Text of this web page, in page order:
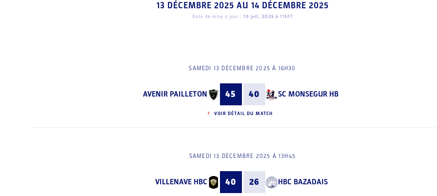
13 DÉCEMBRE 2025 AU 14 DÉCEMBRE 2025
Date de mise à jour : 10 juil. 2026 à 11h17
SAMEDI 13 DÉCEMBRE 2025 À 16H30
AVENIR PAILLETON 45 40 SC MONSEGUR HB
VOIR DÉTAIL DU MATCH
SAMEDI 13 DÉCEMBRE 2025 À 13H45
VILLENAVE HBC 40 26 HBC BAZADAIS